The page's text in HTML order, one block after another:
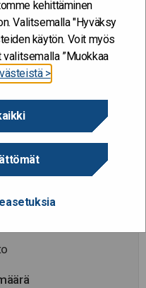
kehittäminen
Valitsemalla "Hyväksy
käytön. Voit myös
”Muokkaa
>
-